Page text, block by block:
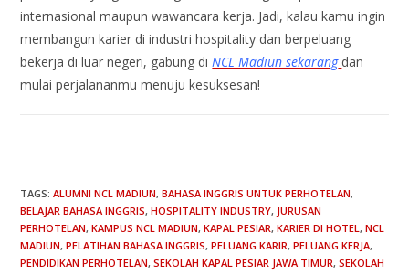
internasional maupun wawancara kerja. Jadi, kalau kamu ingin
membangun karier di industri hospitality dan berpeluang
bekerja di luar negeri, gabung diNCL Madiun sekarang dan
mulai perjalananmu menuju kesuksesan!
TAGS:ALUMNI NCL MADIUN, BAHASA INGGRIS UNTUK PERHOTELAN,
BELAJAR BAHASA INGGRIS, HOSPITALITY INDUSTRY, JURUSAN
PERHOTELAN, KAMPUS NCL MADIUN, KAPAL PESIAR, KARIER DI HOTEL, NCL
MADIUN, PELATIHAN BAHASA INGGRIS, PELUANG KARIR, PELUANG KERJA,
PENDIDIKAN PERHOTELAN, SEKOLAH KAPAL PESIAR JAWA TIMUR, SEKOLAH